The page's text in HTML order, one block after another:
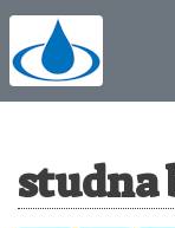
studna